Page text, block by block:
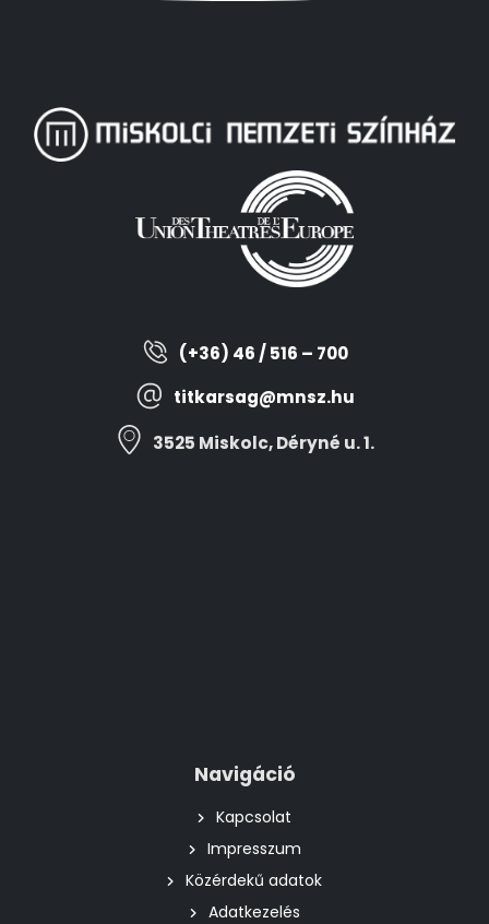
(+36) 46 / 516 – 700
titkarsag@mnsz.hu
3525 Miskolc, Déryné u. 1.
Navigáció
Kapcsolat
Impresszum
Közérdekű adatok
Adatkezelés